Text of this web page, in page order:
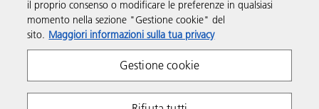
Seguici sui social
il proprio consenso o modificare le preferenze in qualsiasi
momento nella sezione "Gestione cookie" del
sito. Maggiori informazioni sulla tua privacy
Gestione cookie